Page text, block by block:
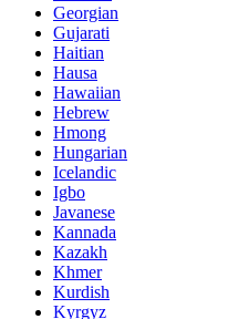
Georgian
Gujarati
Haitian
Hausa
Hawaiian
Hebrew
Hmong
Hungarian
Icelandic
Igbo
Javanese
Kannada
Kazakh
Khmer
Kurdish
Kyrgyz